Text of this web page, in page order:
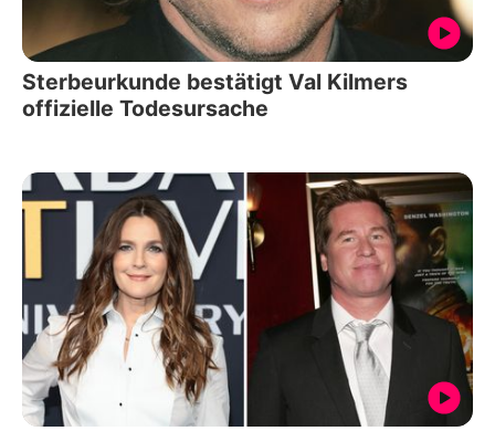
Sterbeurkunde bestätigt Val Kilmers
offizielle Todesursache